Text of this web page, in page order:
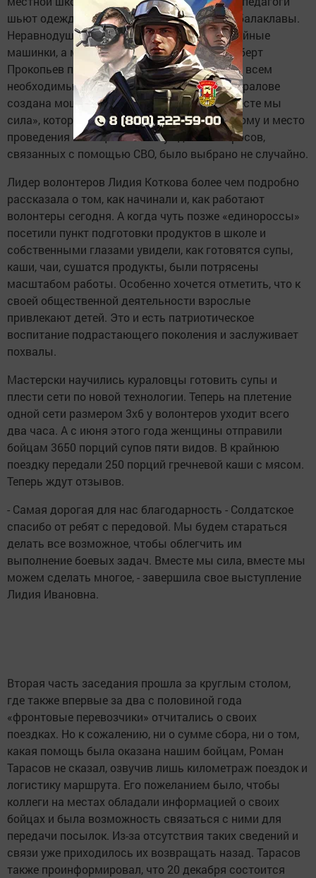
шьют одежду: футболки, водолазки, трико, балаклавы.
Неравнодушные жители района отдали швейные
машинки, а местный предприниматель Альберт
Прокопьев подарил оверлок и снабжает цех всем
необходимым. Таким образом, сегодня в Куралове
создана мощная волонтерская группа «Вместе мы
сила», которая ведет огромную работу. Потому и место
проведения совещания и обсуждения вопросов,
связанных с помощью СВО, было выбрано не случайно.
Лидер волонтеров Лидия Коткова более чем подробно
рассказала о том, как начинали и, как работают
волонтеры сегодня. А когда чуть позже «единороссы»
посетили пункт подготовки продуктов в школе и
собственными глазами увидели, как готовятся супы,
каши, чаи, сушатся продукты, были потрясены
масштабом работы. Особенно хочется отметить, что к
своей общественной деятельности взрослые
привлекают детей. Это и есть патриотическое
воспитание подрастающего поколения и заслуживает
похвалы.
Мастерски научились кураловцы готовить супы и
плести сети по новой технологии. Теперь на плетение
одной сети размером 3х6 у волонтеров уходит всего
два часа. А с июня этого года женщины отправили
бойцам 3650 порций супов пяти видов. В крайнюю
поездку передали 250 порций гречневой каши с мясом.
Теперь ждут отзывов.
- Самая дорогая для нас благодарность - Солдатское
спасибо от ребят с передовой. Мы будем стараться
делать все возможное, чтобы облегчить им
выполнение боевых задач. Вместе мы сила, вместе мы
можем сделать многое, - завершила свое выступление
Лидия Ивановна.
Вторая часть заседания прошла за круглым столом,
где также впервые за два с половиной года
«фронтовые перевозчики» отчитались о своих
поездках. Но к сожалению, ни о сумме сбора, ни о том,
какая помощь была оказана нашим бойцам, Роман
Тарасов не сказал, озвучив лишь километраж поездок и
логистику маршрута. Его пожеланием было, чтобы
коллеги на местах обладали информацией о своих
бойцах и была возможность связаться с ними для
передачи посылок. Из-за отсутствия таких сведений и
связи уже приходилось их возвращать назад. Тарасов
также проинформировал, что 20 декабря состоится